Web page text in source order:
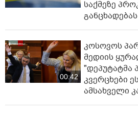
საქმეზე
00:42
კოსოვოს
მედიის
"დეპუტატმა
კვერცხები
ამსახველი